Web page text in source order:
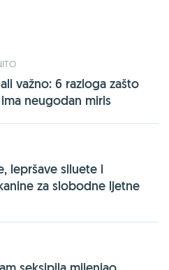
važno: 6 razloga zašto
neugodan miris
lepršave siluete i
za slobodne ljetne